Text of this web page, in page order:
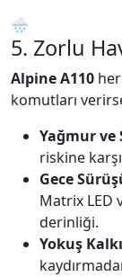
🌧️
5. Zorlu
Alpine A110
komutları
Yağmur
riskine
Gece
Matrix LED
derinliği.
Yokuş